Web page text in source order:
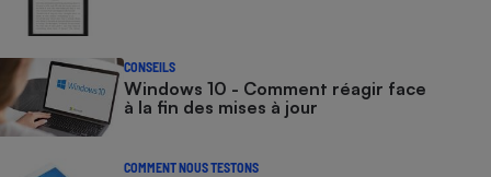
CONSEILS
Windows 10 - Comment réagir face
à la fin des mises à jour
COMMENT NOUS TESTONS